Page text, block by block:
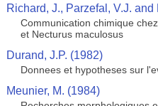
Richard, J., Parzefal, V.J. and
Communication chimique
et Necturus maculosus
Durand, J.P. (1982)
Donnees et hypotheses sur
Meunier, M. (1984)